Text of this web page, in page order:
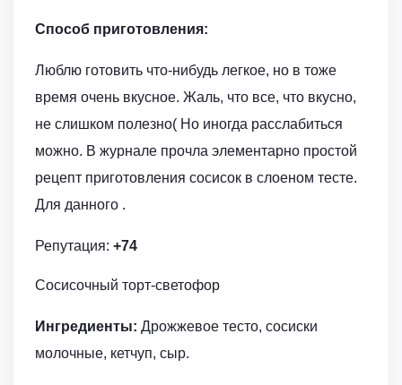
Способ приготовления:
Люблю готовить что-нибудь легкое, но в тоже
время очень вкусное. Жаль, что все, что вкусно,
не слишком полезно( Но иногда расслабиться
можно. В журнале прочла элементарно простой
рецепт приготовления сосисок в слоеном тесте.
Для данного .
Репутация: +74
Сосисочный торт-светофор
Ингредиенты: Дрожжевое тесто, сосиски
молочные, кетчуп, сыр.